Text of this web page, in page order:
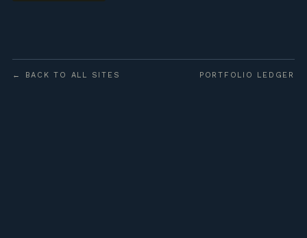
← BACK TO ALL SITES PORTFOLIO LEDGER